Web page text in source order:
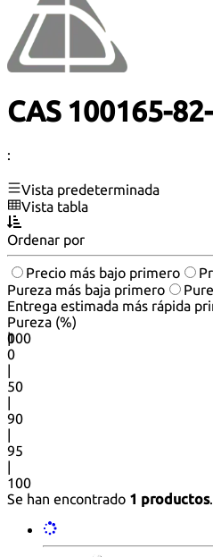
CAS 100165-
:
Vista predeterminada
Vista tabla
Ordenar por
Precio más bajo primero
Pureza más baja primero
Entrega estimada más rápida
Pureza (%)
0
100
|
0
|
50
|
90
|
95
|
100
Se han encontrado 1 productos.